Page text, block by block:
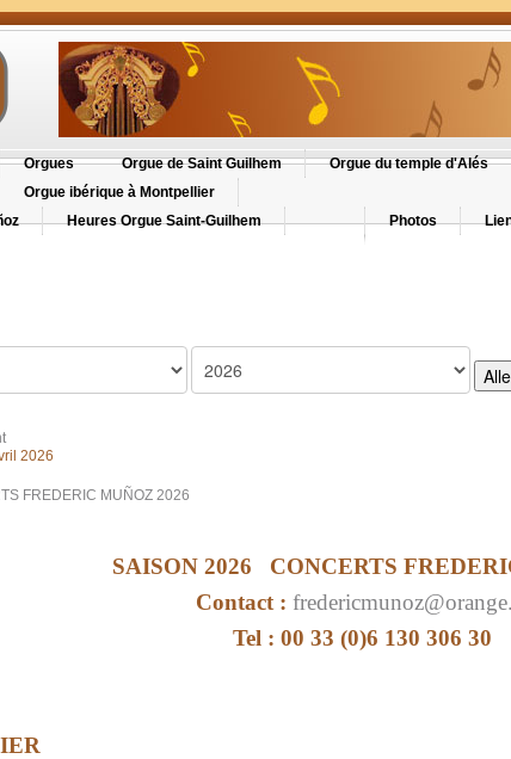
Orgues Orgue de Saint Guilhem
Orgue du temple d'Alés
Orgue ibérique à Montpellier
Heures Orgue Saint-Guilhem
Photos
2026
FREDERIC MUÑOZ 2026
SAISON 2026 CONCERTS
Contact :
Tel : 00 33 (0)6 130 306 30